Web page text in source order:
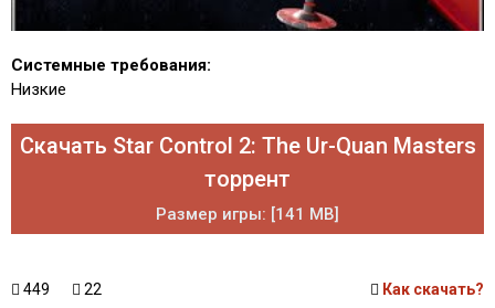
Системные требования:
Низкие
Скачать Star Control 2: The Ur-Quan Masters
торрент
Размер игры: [141 MB]
449 22 Как скачать?